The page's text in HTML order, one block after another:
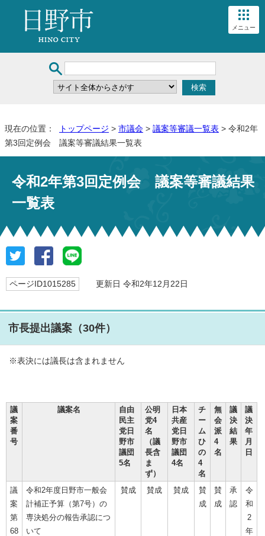
メニュー
現在の位置： トップページ > 市議会 > 議案等審議一覧表 > 令和2年
第3回定例会 議案等審議結果一覧表
令和2年第3回定例会 議案等審議結果
一覧表
ページID1015285 更新日 令和2年12月22日
市長提出議案（30件）
※表決には議長は含まれません
議
案
番
号
議案名
自由
民主
党日
野市
議団
5名
公明
党4
名
（議
長含
ま
ず）
日本
共産
党日
野市
議団
4名
チ
ー
ム
ひ
の
4
名
無
会
派
4
名
議
決
結
果
議
決
年
月
日
議
案
第
68
令和2年度日野市一般会
計補正予算（第7号）の
専決処分の報告承認につ
いて
賛成 賛成 賛成
賛
成
賛
成
承
認
令
和
2
年